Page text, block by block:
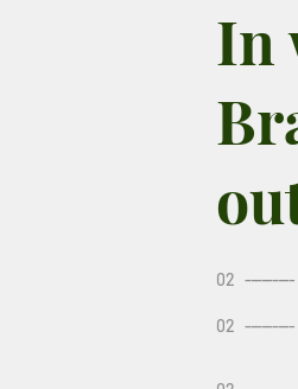
In
02 ---------
02 ---------